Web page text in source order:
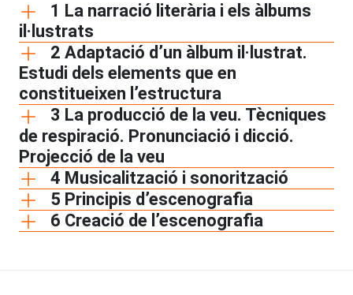
1 La narració literària i els àlbums
il·lustrats
2 Adaptació d’un àlbum il·lustrat.
Estudi dels elements que en
constitueixen l’estructura
3 La producció de la veu. Tècniques
de respiració. Pronunciació i dicció.
Projecció de la veu
4 Musicalització i sonorització
5 Principis d’escenografia
6 Creació de l’escenografia